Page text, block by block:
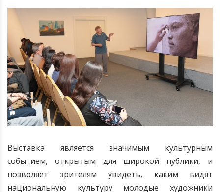
Выставка является значимым культурным
событием, открытым для широкой публики, и
позволяет зрителям увидеть, каким видят
национальную культуру молодые художники